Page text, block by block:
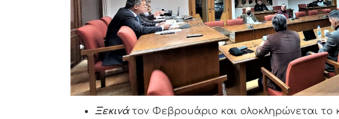
Ξεκινάτον Φεβρουάριο και ολοκληρώνεται το